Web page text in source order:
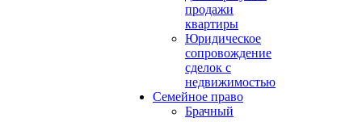
продажи
квартиры
Юридическое
сопровождение
сделок с
недвижимостью
Семейное право
Брачный